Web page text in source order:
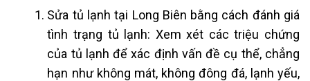
Sửa tủ lạnh tại Long Biên bằng cách đánh giá
tình trạng tủ lạnh: Xem xét các triệu chứng
của tủ lạnh để xác định vấn đề cụ thể, chẳng
hạn như không mát, không đông đá, lạnh yếu,